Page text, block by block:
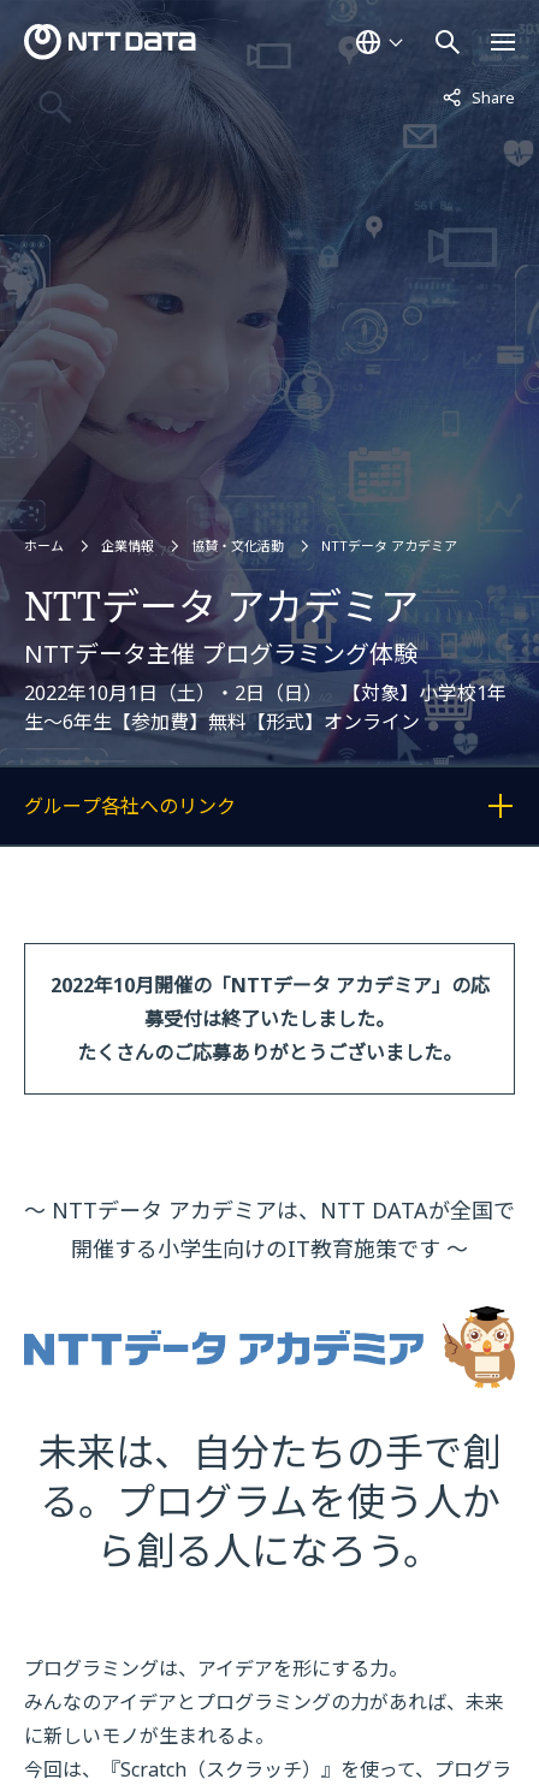
Share
非表示中
ホーム 企業情報 協賛・文化活動 NTTデータ アカデミア
NTTデータ アカデミア
NTTデータ主催 プログラミング体験
2022年10月1日（土）・2日（日） 【対象】小学校1年
生～6年生【参加費】無料【形式】オンライン
グループ各社へのリンク
各記事へのリンクを表示する
2022年10月開催の「NTTデータ アカデミア」の応
募受付は終了いたしました。
たくさんのご応募ありがとうございました。
～ NTTデータ アカデミアは、NTT DATAが全国で
開催する小学生向けのIT教育施策です ～
未来は、自分たちの手で創
る。プログラムを使う人か
ら創る人になろう。
プログラミングは、アイデアを形にする力。
みんなのアイデアとプログラミングの力があれば、未来
に新しいモノが生まれるよ。
今回は、『Scratch（スクラッチ）』を使って、プログラ